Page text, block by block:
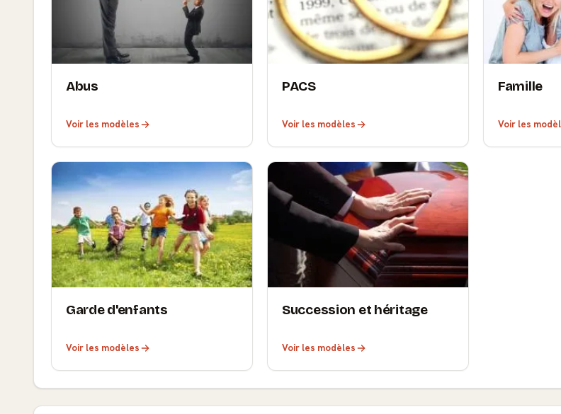
Abus
Voir les modèles
PACS
Voir les modèles
Famille
Voir les
Garde d'enfants
Voir les modèles
Succession et héritage
Voir les modèles